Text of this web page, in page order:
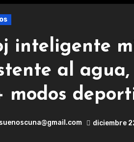
inteligente
al
modos
suenoscuna@gmail.com diciembre